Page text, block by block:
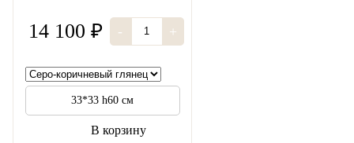
14 100 ₽ - +
33*33 h60 см
В корзину